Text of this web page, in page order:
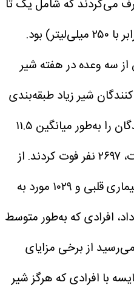
می‌کردند که شامل یک تا
سه وعده در هفته (هر وعده برابر با ۲۵۰ میلی‌لیتر) بود.
بیش از سه وعده در هفته شیر
شیر زیاد طبقه‌بندی
پژوهشگران شرکت‌کنندگان را به‌طور میانگین ۱۱.۵
سال دنبال کردند و در این مدت، ۲۶۹۷ نفر فوت کردند. از
این تعداد، ۹۱۷ مورد به دلیل بیماری قلبی و ۱۰۲۹ مورد به
افرادی که به‌طور متوسط
از برخی مزایای
با افرادی که هرگز شیر